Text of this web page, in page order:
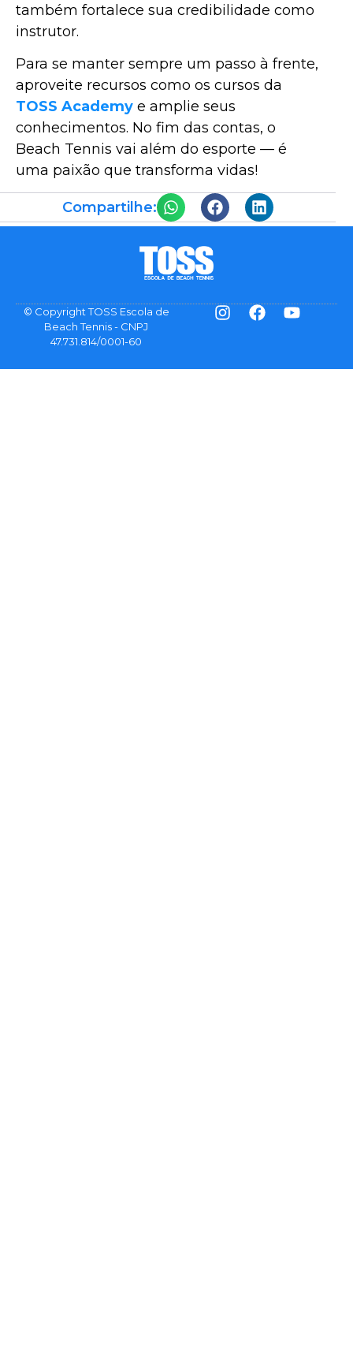
também fortalece sua credibilidade como
instrutor.
Para se manter sempre um passo à frente,
aproveite recursos como os cursos da
TOSS Academy e amplie seus
conhecimentos. No fim das contas, o
Beach Tennis vai além do esporte — é
uma paixão que transforma vidas!
Compartilhe:
© Copyright TOSS Escola de
Beach Tennis - CNPJ
47.731.814/0001-60